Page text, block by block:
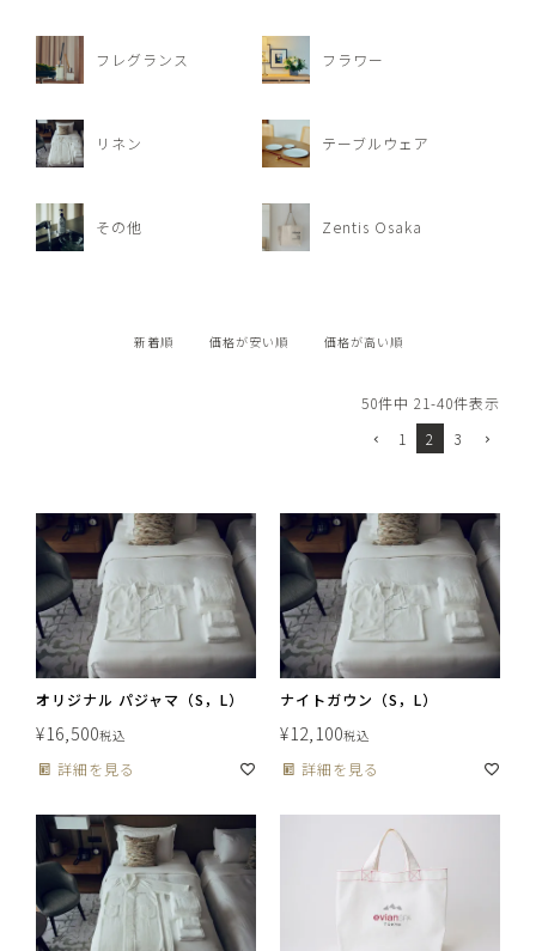
フレグランス フラワー
リネン テーブルウェア
その他 Zentis Osaka
新着順 価格が安い順 価格が高い順
50件中 21-40件表示
1
2 3
オリジナル パジャマ（S，L）
¥16,500税込
詳細を見る
ナイトガウン（S，L）
¥12,100税込
詳細を見る